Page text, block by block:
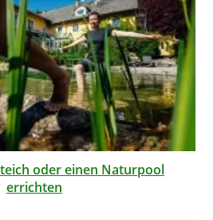
oder einen Naturpool
errichten